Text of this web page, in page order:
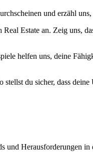
und erzähl
Estate an. Zeig uns,
helfen uns, deine
du sicher, dass
Herausforderungen